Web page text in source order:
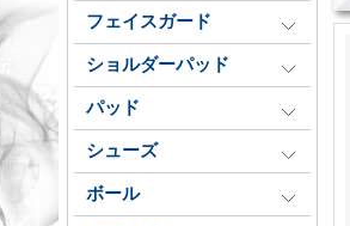
フェイスガード
ショルダーパッド
パッド
シューズ
ボール